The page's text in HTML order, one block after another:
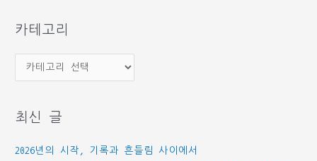
카테고리
테
리
최신 글
2026년의 시작, 기록과 흔들림 사이에서